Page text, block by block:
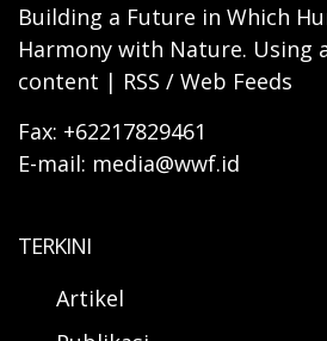
Building a Future in Which
Harmony with Nature. Using
content | RSS / Web Feeds
Fax: +62217829461
E-mail: media@wwf.id
TERKINI
Artikel